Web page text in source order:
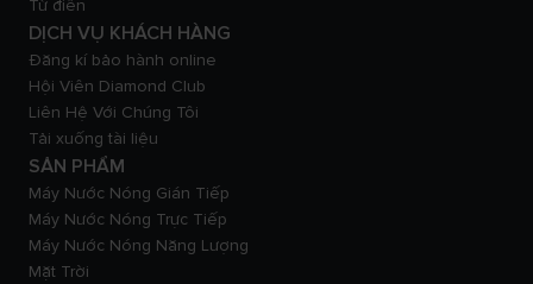
Từ điển
DỊCH VỤ KHÁCH HÀNG
Đăng kí bảo hành online
Hội Viên Diamond Club
Liên Hệ Với Chúng Tôi
Tải xuống tài liệu
SẢN PHẨM
Máy Nước Nóng Gián Tiếp
Máy Nước Nóng Trực Tiếp
Máy Nước Nóng Năng Lượng
Mặt Trời